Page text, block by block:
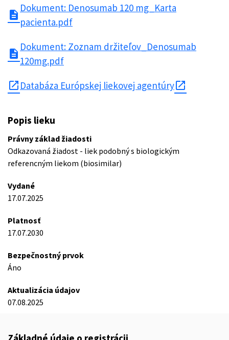
description
Dokument: Denosumab 120 mg_Karta
pacienta.pdf
description
Dokument: Zoznam držiteľov_Denosumab
120mg.pdf
open_in_new Databáza Európskej liekovej agentúry
Popis lieku
Právny základ žiadosti
Odkazovaná žiadost - liek podobný s biologickým
referencným liekom (biosimilar)
Vydané
17.07.2025
Platnosť
17.07.2030
Bezpečnostný prvok
Áno
Aktualizácia údajov
07.08.2025